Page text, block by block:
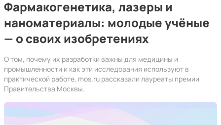
Фармакогенетика, лазеры и
наноматериалы: молодые учёные
— о своих изобретениях
О том, почему их разработки важны для медицины и
промышленности и как эти исследования используют в
практической работе, mos.ru рассказали лауреаты премии
Правительства Москвы.